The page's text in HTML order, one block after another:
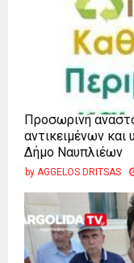
Προσωρινή
αντικειμένων
Δήμο Ναυπλιέων
by AGGELOS DRITSAS